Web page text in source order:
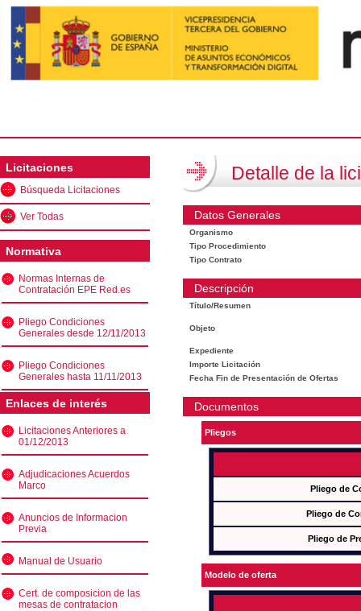
Licitaciones
Búsqueda Licitaciones
Ver Todas
Normativa
Normas Internas de
Contratación EPE Red.es
Pliego Condiciones
Generales desde 12/11/2013
Pliego Condiciones
Generales hasta 11/11/2013
Enlaces de interés
Licitaciones Anteriores a
01/12/2013
Adjudicaciones Acuerdos
Marco
Anuncios de Informacion
Previa
Manual de Usuario
Cert. de composicion de las
mesas de contratacion
Detalle de la
Datos Generales
Organismo
Tipo Procedimiento
Tipo Contrato
Descripción
Título/Resumen
Objeto
Expediente
Importe Licitación
Fecha Fin de Presentación de Ofertas
Documentos
Pliegos
Pliego de
Pliego de
Pliego de
Modelo de oferta